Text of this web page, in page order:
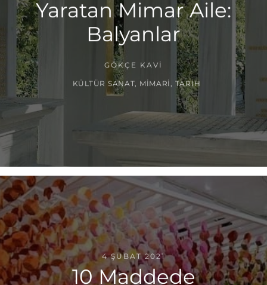
Yaratan Mimar Aile:
Balyanlar
GÖKÇE KAVI
KÜLTÜR SANAT MIMARI TARIH
4 ŞUBAT 2021
10 Maddede